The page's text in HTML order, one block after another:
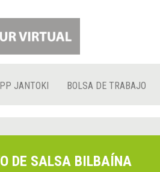
JANTOKI BOLSA DE TRABAJO
DE SALSA BILBAÍNA